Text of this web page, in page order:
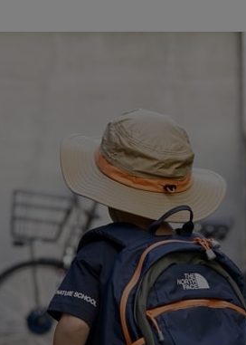
LADIES
カテゴリ
サイズ